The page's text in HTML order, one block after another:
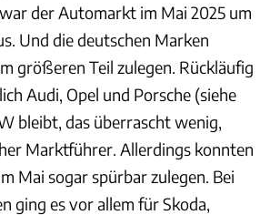
der Automarkt im Mai 2025 um
Und die deutschen Marken
größeren Teil zulegen. Rückläufig
Audi, Opel und Porsche (siehe
bleibt, das überrascht wenig,
Marktführer. Allerdings konnten
Mai sogar spürbar zulegen. Bei
ging es vor allem für Skoda,